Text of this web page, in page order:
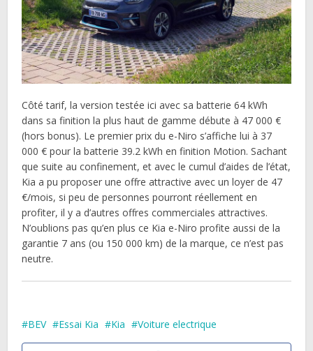
Côté tarif, la version testée ici avec sa batterie 64 kWh
dans sa finition la plus haut de gamme débute à 47 000 €
(hors bonus). Le premier prix du e-Niro s’affiche lui à 37
000 € pour la batterie 39.2 kWh en finition Motion. Sachant
que suite au confinement, et avec le cumul d’aides de l’état,
Kia a pu proposer une offre attractive avec un loyer de 47
€/mois, si peu de personnes pourront réellement en
profiter, il y a d’autres offres commerciales attractives.
N’oublions pas qu’en plus ce Kia e-Niro profite aussi de la
garantie 7 ans (ou 150 000 km) de la marque, ce n’est pas
neutre.
BEV Essai Kia Kia Voiture electrique